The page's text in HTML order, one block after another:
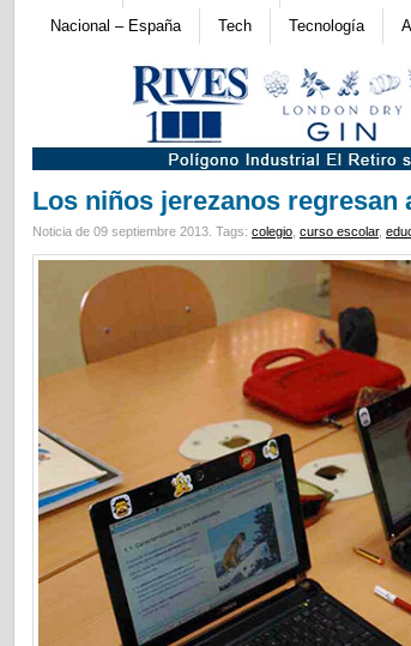
Nacional – España
Tech Tecnología
Los niños jerezanos regresan
Noticia de 09 septiembre 2013. Tags: colegio curso escolar,